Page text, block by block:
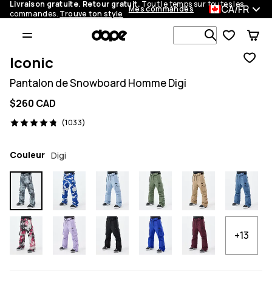
Livraison gratuite. Retour gratuit. Tout le temps sur toutes les
commandes. Trouve ton style Mes commandes CA/FR
Recherche
Iconic
Pantalon de Snowboard Homme Digi
$260 CAD
(1033)
1033 avis, 4.8/5
Couleur Digi
+13